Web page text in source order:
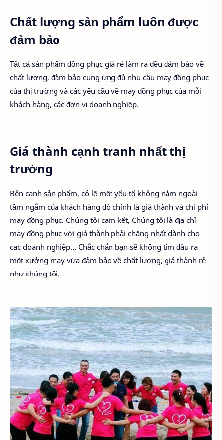
Chất lượng sản phẩm luôn được
đảm bảo
Tất cả sản phẩm đồng phục giá rẻ làm ra đều đảm bảo về
chất lượng, đảm bảo cung ứng đủ nhu cầu may đồng phục
của thị trường và các yêu cầu về may đồng phục của mỗi
khách hàng, các đơn vị doanh nghiệp.
Giá thành cạnh tranh nhất thị
trường
Bên cạnh sản phẩm, có lẽ một yếu tố không nằm ngoài
tầm ngắm của khách hàng đó chính là giá thành và chi phí
may đồng phục. Chúng tôi cam kết, Chúng tôi là địa chỉ
may đồng phục với giá thành phải chăng nhất dành cho
cac doanh nghiệp... Chắc chắn bạn sẽ không tìm đâu ra
một xưởng may vừa đảm bảo về chất lượng, giá thành rẻ
như chúng tôi.